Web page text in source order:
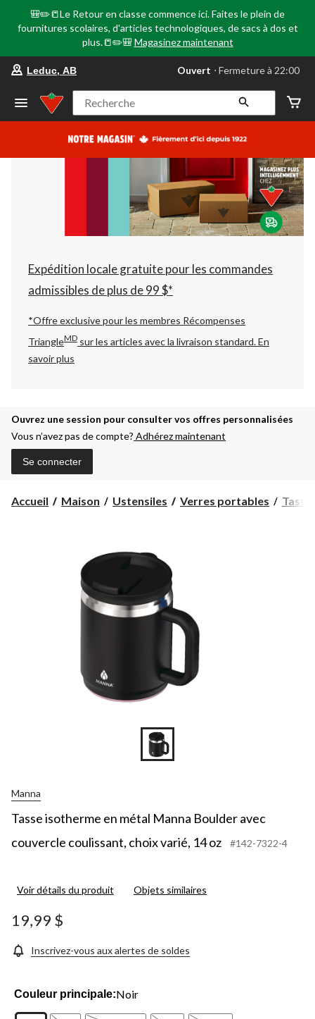
🎒✏️📒Le Retour en classe commence ici. Faites le plein de
fournitures scolaires, d'articles technologiques, de sacs à dos et
plus.📒✏️🎒 Magasinez maintenant
votre
préféré
Leduc,
AB,
courament
Fermeture
à
22:00
cliquer
pour
changer
Leduc, AB Ouvert ⋅ Fermeture à 22:00
Recherche
Expédition locale gratuite pour les commandes
admissibles de plus de 99 $*
*Offre exclusive pour les membres Récompenses
TriangleMD sur les articles avec la livraison standard.En
savoir plus
Ouvrez une session pour consulter vos offres personnalisées
Vous n’avez pas de compte? Adhérez maintenant
Se connecter
Accueil Maison Ustensiles Verres portables
Manna
Tasse isotherme en métal Manna Boulder avec
couvercle coulissant, choix varié, 14 oz
#142-7322-4
Voir détails du produit Objets similaires
19,99 $
Inscrivez-vous aux alertes de soldes
Couleur principale:Noir